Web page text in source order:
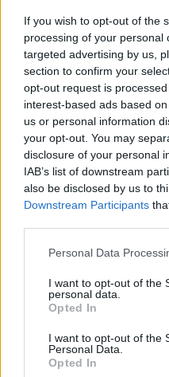
If you wish to opt-out of the
processing of your personal
targeted advertising by us,
section to confirm your
opt-out request is
interest-based ads based
us or personal information
your opt-out. You may
disclosure of your personal
IAB’s list of downstream
also be disclosed by us to
Downstream Participants
Personal Data
I want to opt-out of the
personal data.
Opted In
I want to opt-out of the
Personal Data.
Opted In
ζυγίζει πάνω από το
βάρους και η
ελάχιστη δυνατή,
καταπόνηση της
συσσωρευτικά με
βλάβες με την πάροδο
ο κ. Κακαβάς.
Ο τρόπος που
επίσης σημαντικός.
σώμα. Στη συνέχεια,
ελαφρύτερα
τρόπο που το βάρος να
αιχμηρά, ογκώδη
έτσι ώστε να μην